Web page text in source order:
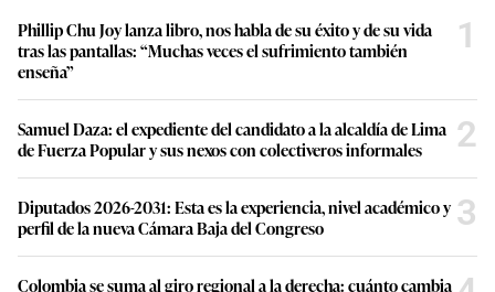
Phillip Chu Joy lanza libro, nos habla de su éxito y de su vida
tras las pantallas: “Muchas veces el sufrimiento también
enseña”
1
Samuel Daza: el expediente del candidato a la alcaldía de Lima
de Fuerza Popular y sus nexos con colectiveros informales
2
Diputados 2026-2031: Esta es la experiencia, nivel académico y
perfil de la nueva Cámara Baja del Congreso
3
Colombia se suma al giro regional a la derecha: cuánto cambia